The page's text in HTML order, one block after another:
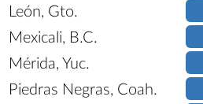
León, Gto.
Mexicali, B.C.
Mérida, Yuc.
Piedras Negras, Coah.